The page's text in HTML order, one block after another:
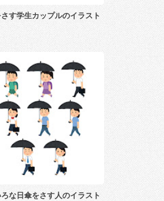
さす学生カップルのイラスト
な日傘をさす人のイラスト